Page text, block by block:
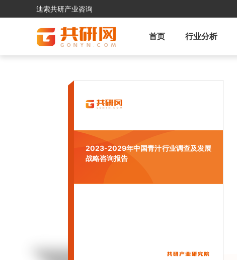
迪索共研产业咨询
首页 行业分析
2023-2029年中国青汁行业调查及发展
战略咨询报告